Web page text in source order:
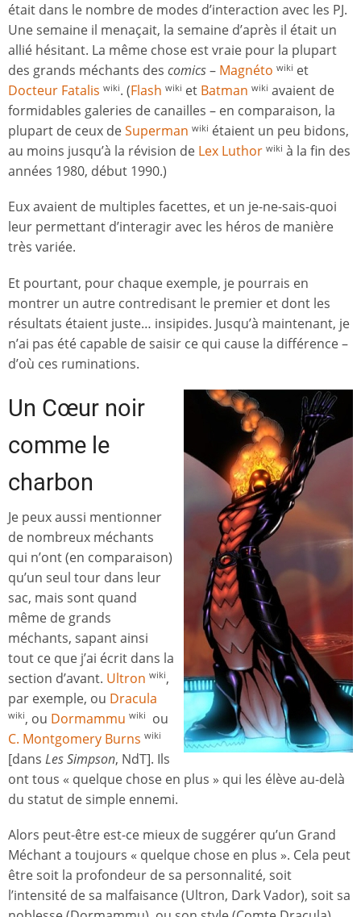
était dans le nombre de modes d’interaction avec les PJ.
Une semaine il menaçait, la semaine d’après il était un
allié hésitant. La même chose est vraie pour la plupart
des grands méchants des comics– Magnéto wiki et
Docteur Fatalis wiki. (Flash wiki et Batman wiki avaient de
formidables galeries de canailles – en comparaison, la
plupart de ceux deSuperman wiki étaient un peu bidons,
au moins jusqu’à la révision de Lex Luthor wiki à la fin des
années 1980, début 1990.)
Eux avaient de multiples facettes, et un je-ne-sais-quoi
leur permettant d’interagir avec les héros de manière
très variée.
Et pourtant, pour chaque exemple, je pourrais en
montrer un autre contredisant le premier et dont les
résultats étaient juste… insipides. Jusqu’à maintenant, je
n’ai pas été capable de saisir ce qui cause la différence –
d’où ces ruminations.
Un Cœur noir
comme le
charbon
Je peux aussi mentionner
de nombreux méchants
qui n’ont (en comparaison)
qu’un seul tour dans leur
sac, mais sont quand
même de grands
méchants, sapant ainsi
tout ce que j’ai écrit dans la
section d’avant. Ultron wiki,
par exemple, ou Dracula
wiki, ou Dormammu wiki
ou
C. Montgomery Burns wiki
[dans Les Simpson, NdT]. Ils
ont tous « quelque chose en plus » qui les élève au-delà
du statut de simple ennemi.
Alors peut-être est-ce mieux de suggérer qu’un Grand
Méchant a toujours « quelque chose en plus ». Cela peut
être soit la profondeur de sa personnalité, soit
l’intensité de sa malfaisance (Ultron, Dark Vador), soit sa